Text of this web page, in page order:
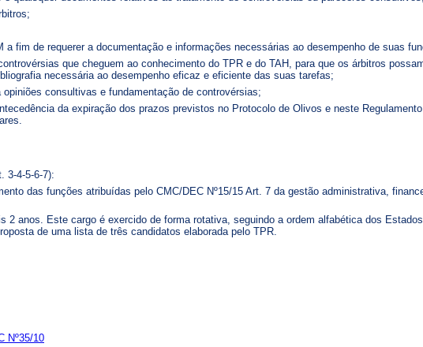
fim de requerer a documentação e informações necessárias ao desempenho de suas
que cheguem ao conhecimento do TPR e do TAH, para que os árbitros
necessária ao desempenho eficaz e eficiente das suas tarefas;
consultivas e fundamentação de controvérsias;
da expiração dos prazos previstos no Protocolo de Olivos e neste
3-4-5-6-7):
das funções atribuídas pelo CMC/DEC Nº15/15 Art. 7 da gestão administrativa,
2 anos. Este cargo é exercido de forma rotativa, seguindo a ordem alfabética dos
de uma lista de três candidatos elaborada pelo TPR.
Nº35/10